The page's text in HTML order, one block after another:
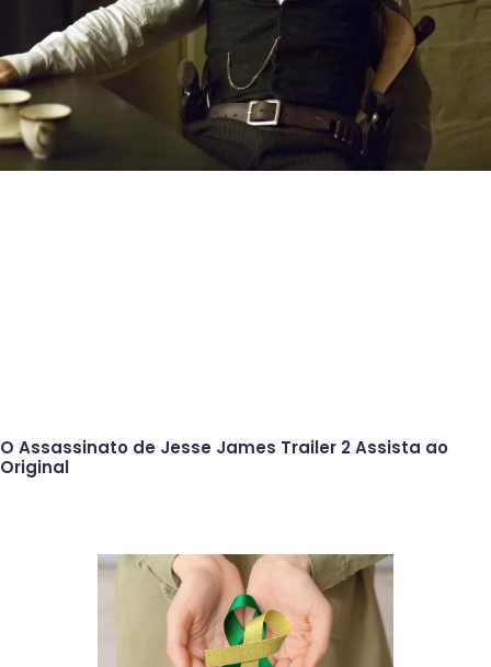
O Assassinato de Jesse James Trailer 2 Assista ao
Original